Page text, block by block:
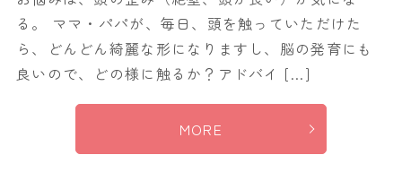
る。 ママ・パパが、毎日、頭を触っていただけた
ら、どんどん綺麗な形になりますし、脳の発育にも
良いので、どの様に触るか？アドバイ […]
MORE